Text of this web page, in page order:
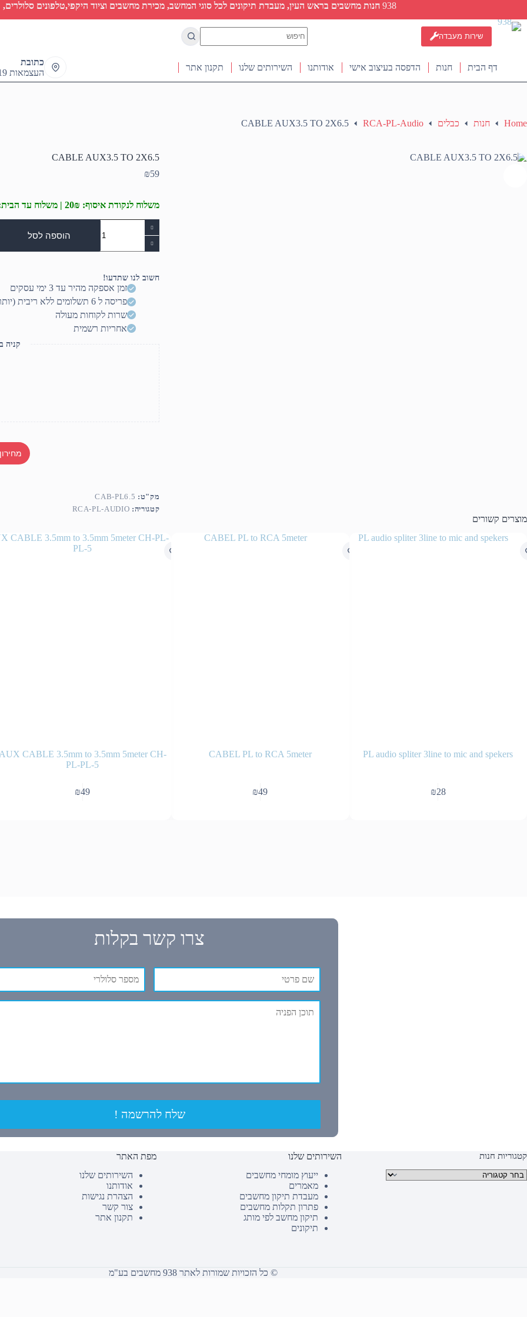
content
938 חנות מחשבים בראש העין, מעבדת תיקונים לכל סוגי המחשב, מכירת מחשבים וציוד היקפי,טלפונים סלולרים,
שירות מעבדה
results
דף הבית חנות הדפסה בעיצוב אישי אודותנו השירותים שלנו תקנון אתר
כתובת
העצמאות 19 ראש העין
Home חנות כבלים RCA-PL-Audio
CABLE AUX3.5 TO 2X6.5
CABLE AUX3.5 TO 2X6.5
₪59
משלוח לנקודת איסוף: 20₪ | משלוח עד הבית: 50₪
כמות
של
CABLE
AUX3.5
2X6.5
הוספה לסל
חשוב לנו שתדעו!
זמן אספקה מהיר עד 3 ימי עסקים
פריסה ל 6 תשלומים ללא ריבית (יותר? דברו איתנו)
שרות לקוחות מעולה
אחריות רשמית
קניה
מק"ט: CAB-PL6.5
קטגוריה: RCA-PL-AUDIO
מוצרים קשורים
PL audio spliter 3line to mic and spekers
₪28
CABEL PL to RCA 5meter
₪49
CABLE 3.5mm to 3.5mm 5meter CH-
PL-PL-5
₪49
צרו קשר בקלות
שלח להרשמה !
קטגוריות חנות
קטגוריות מוצרים
השירותים שלנו
ייעוץ מומחי מחשבים
מאמרים
מעבדת תיקון מחשבים
פתרון תקלות מחשבים
תיקון מחשב לפי מותג
תיקונים
מפת האתר
השירותים שלנו
אודותנו
הצהרת נגישות
צור קשר
תקנון אתר
© כל הזכויות שמורות לאתר 938 מחשבים בע"מ